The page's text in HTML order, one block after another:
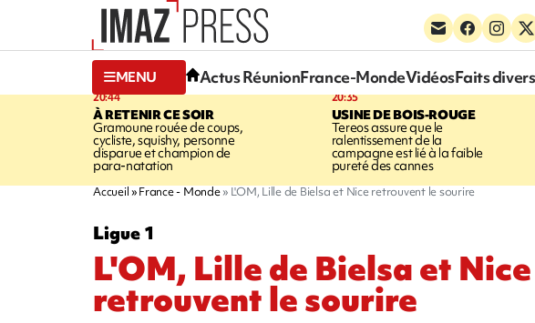
MENU Actus RéunionFrance-MondeVidéosFaits divers
20:44
À RETENIR CE SOIR
Gramoune rouée de coups,
cycliste, squishy, personne
disparue et champion de
para-natation
20:35
USINE DE BOIS-ROUGE
Tereos assure que le
ralentissement de la
campagne est lié à la faible
pureté des cannes
Accueil France - Monde L'OM, Lille de Bielsa et Nice retrouvent le sourire
Ligue 1
L'OM, Lille de Bielsa et Nice
retrouvent le sourire